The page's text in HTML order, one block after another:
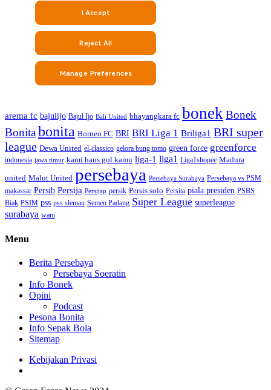
arema fc bajulijo Bajul Ijo Bali United bhayangkara fc bonekBonek
Bonitabonita Borneo FC BRI BRI Liga 1 Briliga1 BRI super
league Dewa United el-classico gelora bung tomo green force greenforce
indonesia jawa timur kami haus gol kamu liga-1 liga1 Liga1shopee Madura
united Malut United persebaya Persebaya Surabaya Persebaya vs PSM
makassar Persib Persija Persijap persik Persis solo Persita piala presiden PSBS
Biak PSIM pss pss sleman Semen Padang Super League superleague
surabaya wani
Menu
Berita Persebaya
Persebaya Soeratin
Info Bonek
Opini
Podcast
Pesona Bonita
Info Sepak Bola
Sitemap
Kebijakan Privasi